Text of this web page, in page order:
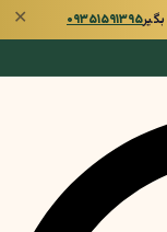
۰۹۳۵۱۵۹۱۳۹۵ ✕